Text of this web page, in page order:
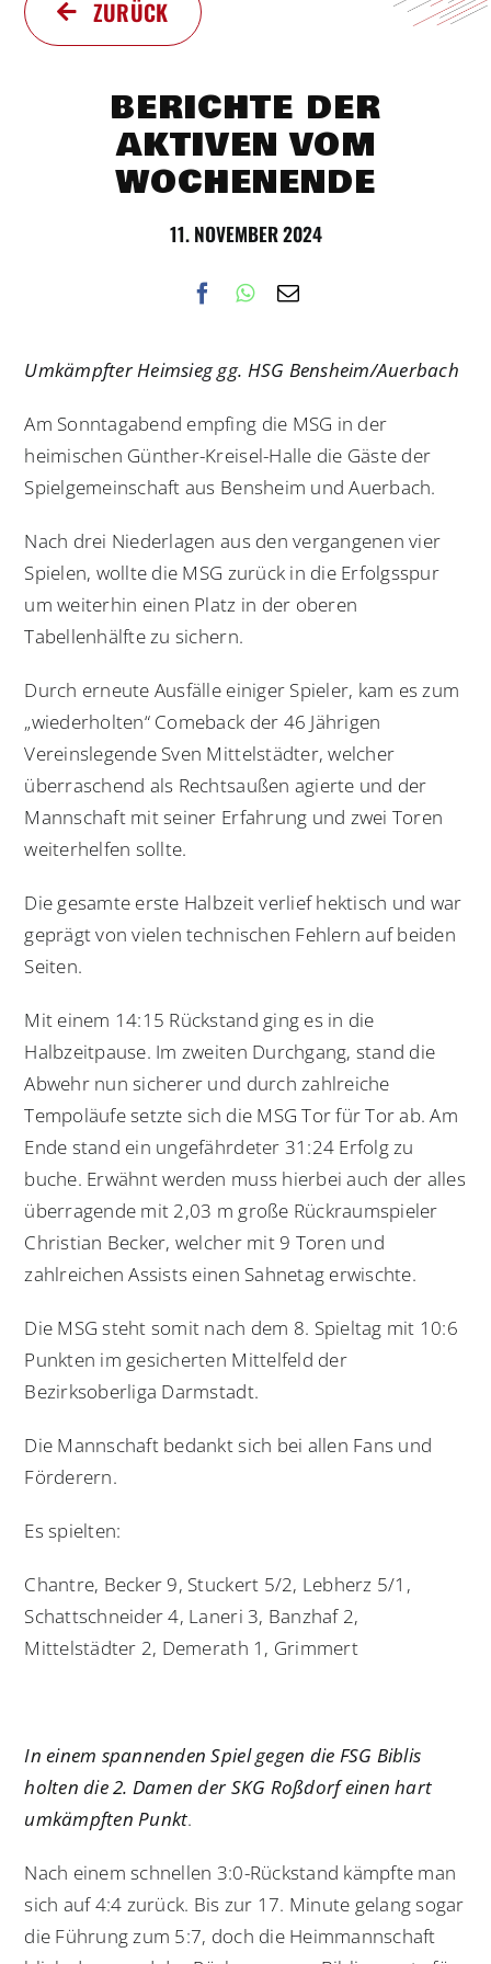
ZURÜCK
BERICHTE DER
AKTIVEN VOM
WOCHENENDE
11. NOVEMBER 2024
Umkämpfter Heimsieg gg. HSG Bensheim/Auerbach
Am Sonntagabend empfing die MSG in der
heimischen Günther-Kreisel-Halle die Gäste der
Spielgemeinschaft aus Bensheim und Auerbach.
Nach drei Niederlagen aus den vergangenen vier
Spielen, wollte die MSG zurück in die Erfolgsspur
um weiterhin einen Platz in der oberen
Tabellenhälfte zu sichern.
Durch erneute Ausfälle einiger Spieler, kam es zum
„wiederholten“ Comeback der 46 Jährigen
Vereinslegende Sven Mittelstädter, welcher
überraschend als Rechtsaußen agierte und der
Mannschaft mit seiner Erfahrung und zwei Toren
weiterhelfen sollte.
Die gesamte erste Halbzeit verlief hektisch und war
geprägt von vielen technischen Fehlern auf beiden
Seiten.
Mit einem 14:15 Rückstand ging es in die
Halbzeitpause. Im zweiten Durchgang, stand die
Abwehr nun sicherer und durch zahlreiche
Tempoläufe setzte sich die MSG Tor für Tor ab. Am
Ende stand ein ungefährdeter 31:24 Erfolg zu
buche. Erwähnt werden muss hierbei auch der alles
überragende mit 2,03 m große Rückraumspieler
Christian Becker, welcher mit 9 Toren und
zahlreichen Assists einen Sahnetag erwischte.
Die MSG steht somit nach dem 8. Spieltag mit 10:6
Punkten im gesicherten Mittelfeld der
Bezirksoberliga Darmstadt.
Die Mannschaft bedankt sich bei allen Fans und
Förderern.
Es spielten:
Chantre, Becker 9, Stuckert 5/2, Lebherz 5/1,
Schattschneider 4, Laneri 3, Banzhaf 2,
Mittelstädter 2, Demerath 1, Grimmert
In einem spannenden Spiel gegen die FSG Biblis
holten die 2. Damen der SKG Roßdorf einen hart
umkämpften Punkt.
Nach einem schnellen 3:0-Rückstand kämpfte man
sich auf 4:4 zurück. Bis zur 17. Minute gelang sogar
die Führung zum 5:7, doch die Heimmannschaft